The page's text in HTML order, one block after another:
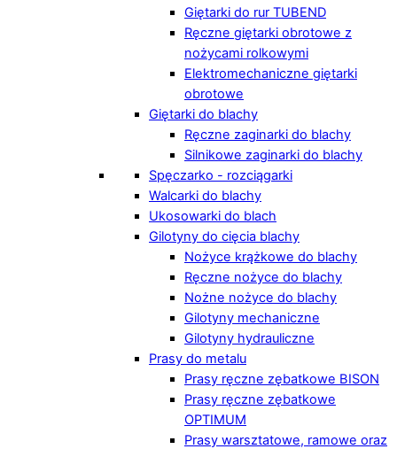
Giętarki do rur TUBEND
Ręczne giętarki obrotowe z
nożycami rolkowymi
Elektromechaniczne giętarki
obrotowe
Giętarki do blachy
Ręczne zaginarki do blachy
Silnikowe zaginarki do blachy
Spęczarko - rozciągarki
Walcarki do blachy
Ukosowarki do blach
Gilotyny do cięcia blachy
Nożyce krążkowe do blachy
Ręczne nożyce do blachy
Nożne nożyce do blachy
Gilotyny mechaniczne
Gilotyny hydrauliczne
Prasy do metalu
Prasy ręczne zębatkowe BISON
Prasy ręczne zębatkowe
OPTIMUM
Prasy warsztatowe, ramowe oraz